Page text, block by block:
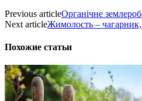
Previous articleОрганічне
Next articleЖимолость –
Похожие статьи